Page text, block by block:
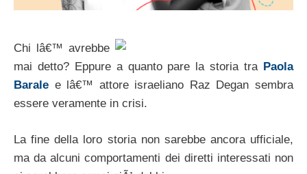
Chi lâ€™ avrebbe
mai detto? Eppure a quanto pare la storia tra Paola
Barale e lâ€™ attore israeliano Raz Degan sembra
essere veramente in crisi.
La fine della loro storia non sarebbe ancora ufficiale,
ma da alcuni comportamenti dei diretti interessati non